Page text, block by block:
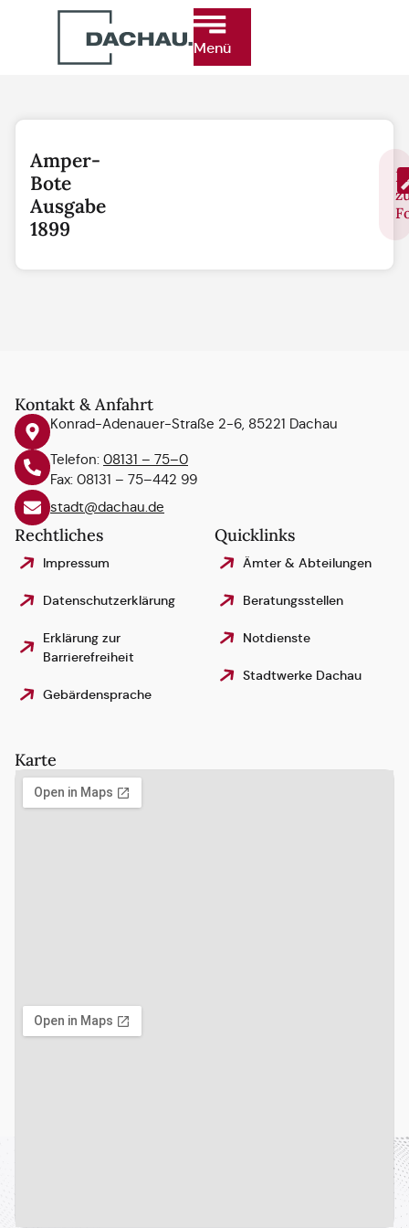
Menü
Amper-
Bote
Ausgabe
1899
Kontakt & Anfahrt
Konrad-Adenauer-Straße 2-6, 85221 Dachau
Telefon: 08131 – 75–0
Fax: 08131 – 75–442 99
stadt@dachau.de
Rechtliches
Impressum
Datenschutzerklärung
Erklärung zur
Barrierefreiheit
Gebärdensprache
Quicklinks
Ämter & Abteilungen
Beratungsstellen
Notdienste
Stadtwerke Dachau
Karte